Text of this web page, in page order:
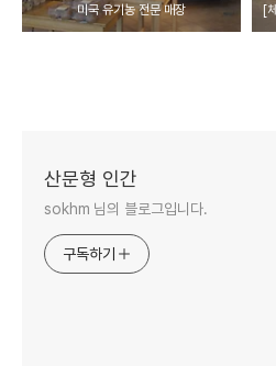
미국 유기농 전문 매장
산문형 인간
sokhm 님의 블로그입니다.
구독하기